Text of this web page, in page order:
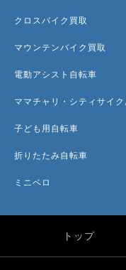
クロスバイク買取
マウンテンバイク買取
電動アシスト自転車
ママチャリ・シティサイク
子ども用自転車
折りたたみ自転車
ミニベロ
トップ